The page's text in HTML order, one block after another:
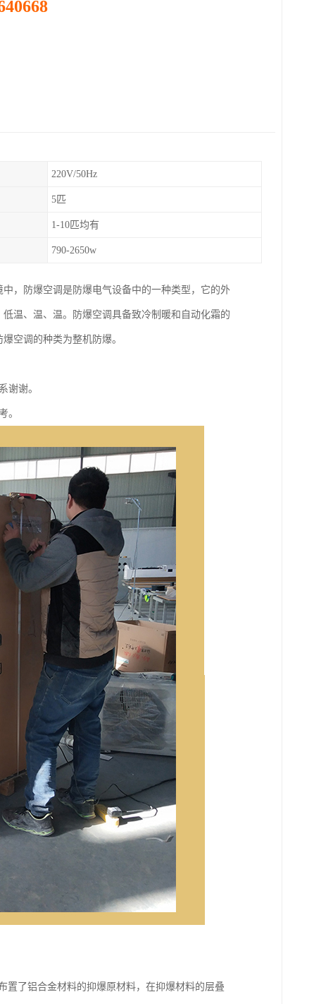
220V/50Hz
5匹
1-10匹均有
790-2650w
，防爆空调是防爆电气设备中的一种类型，它的外
温、温、温。防爆空调具备致冷制暖和自动化霜的
空调的种类为整机防爆。
谢谢。
。
置了铝合金材料的抑爆原材料，在抑爆材料的层叠